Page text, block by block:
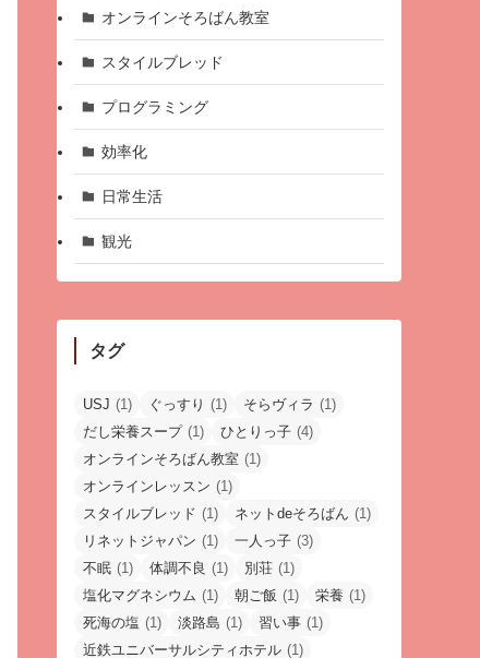
オンラインそろばん教室
スタイルブレッド
プログラミング
効率化
日常生活
観光
タグ
USJ (1) ぐっすり (1) そらヴィラ (1)
だし栄養スープ (1) ひとりっ子 (4)
オンラインそろばん教室 (1)
オンラインレッスン (1)
スタイルブレッド (1) ネットdeそろばん (1)
リネットジャパン (1) 一人っ子 (3)
不眠 (1) 体調不良 (1) 別荘 (1)
塩化マグネシウム (1) 朝ご飯 (1) 栄養 (1)
死海の塩 (1) 淡路島 (1) 習い事 (1)
近鉄ユニバーサルシティホテル (1)